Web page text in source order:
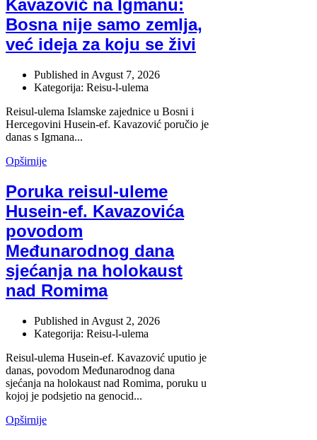
Kavazović na Igmanu:
Bosna nije samo zemlja,
već ideja za koju se živi
Published in Avgust 7, 2026
Kategorija: Reisu-l-ulema
Reisul-ulema Islamske zajednice u Bosni i
Hercegovini Husein-ef. Kavazović poručio je
danas s Igmana...
Opširnije
Poruka reisul-uleme
Husein-ef. Kavazovića
povodom
Međunarodnog dana
sjećanja na holokaust
nad Romima
Published in Avgust 2, 2026
Kategorija: Reisu-l-ulema
Reisul-ulema Husein-ef. Kavazović uputio je
danas, povodom Međunarodnog dana
sjećanja na holokaust nad Romima, poruku u
kojoj je podsjetio na genocid...
Opširnije